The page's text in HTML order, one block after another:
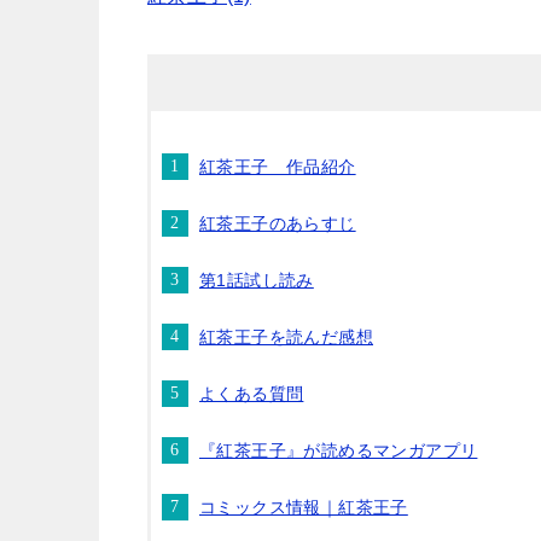
紅茶王子 作品紹介
紅茶王子のあらすじ
第1話試し読み
紅茶王子を読んだ感想
よくある質問
『紅茶王子』が読めるマンガアプリ
コミックス情報｜紅茶王子